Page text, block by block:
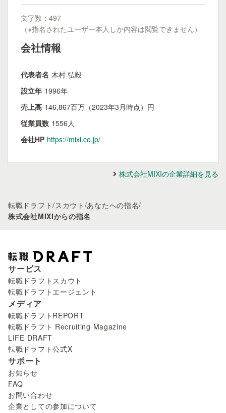
文字数：497
（※指名されたユーザー本人しか内容は閲覧できません）
会社情報
代表者名 木村 弘毅
設立年 1996年
売上高 146,867百万（2023年3月時点）円
従業員数 1556人
会社HP https://mixi.co.jp/
株式会社MIXIの企業詳細を見る
転職ドラフト/スカウト /あなたへの指名/
株式会社MIXIからの指名
サービス
転職ドラフトスカウト
転職ドラフトエージェント
メディア
転職ドラフトREPORT
転職ドラフト Recruiting Magazine
LIFE DRAFT
転職ドラフト公式X
サポート
お知らせ
FAQ
お問い合わせ
企業としての参加について